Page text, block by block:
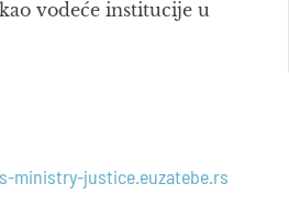
vodeće institucije u
ministry-justice.euzatebe.rs